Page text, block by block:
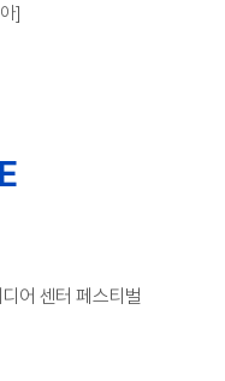
]
어 센터 페스티벌